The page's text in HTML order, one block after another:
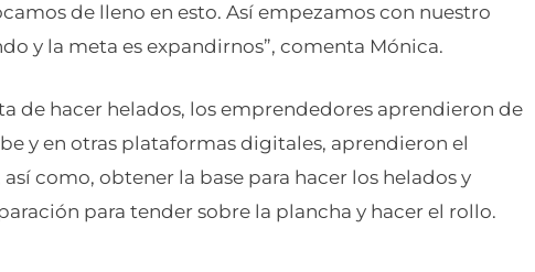
de lleno en esto. Así empezamos con nuestro
y la meta es expandirnos”, comenta Mónica.
de hacer helados, los emprendedores aprendieron de
y en otras plataformas digitales, aprendieron el
como, obtener la base para hacer los helados y
para tender sobre la plancha y hacer el rollo.